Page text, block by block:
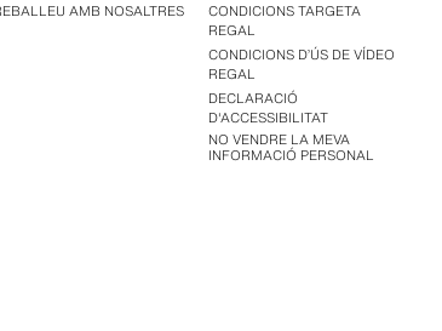
AMB NOSALTRES
CONDICIONS TARGETA
REGAL
CONDICIONS D’ÚS DE VÍDEO
REGAL
DECLARACIÓ
D'ACCESSIBILITAT
NO VENDRE LA MEVA
INFORMACIÓ PERSONAL